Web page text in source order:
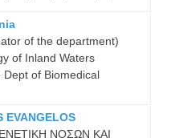
of the department)
of Inland Waters
Dept of Biomedical
EVANGELOS
ΝΟΣΩΝ ΚΑΙ